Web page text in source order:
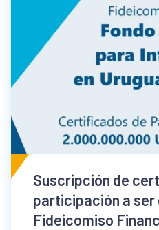
Suscripción de
participación a ser
Fideicomiso